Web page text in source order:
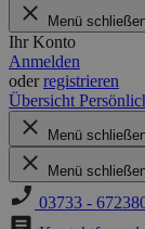
Menü
Ihr Konto
Anmelden
oderregistrieren
Übersicht
Menü
Menü
03733 -